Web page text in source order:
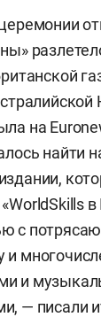
на
найти
с
и
и
— писали